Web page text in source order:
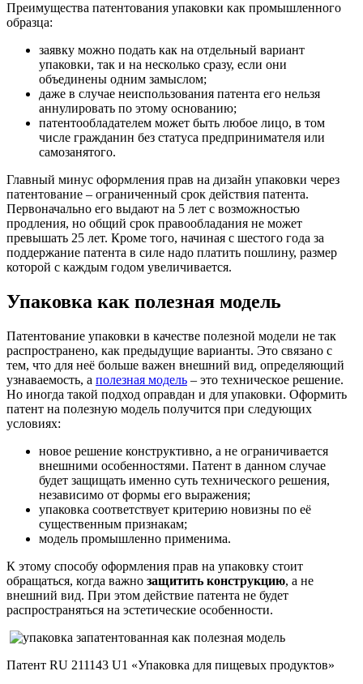
Преимущества патентования упаковки как промышленного
образца:
заявку можно подать как на отдельный вариант
упаковки, так и на несколько сразу, если они
объединены одним замыслом;
даже в случае неиспользования патента его нельзя
аннулировать по этому основанию;
патентообладателем может быть любое лицо, в том
числе гражданин без статуса предпринимателя или
самозанятого.
Главный минус оформления прав на дизайн упаковки через
патентование – ограниченный срок действия патента.
Первоначально его выдают на 5 лет с возможностью
продления, но общий срок правообладания не может
превышать 25 лет. Кроме того, начиная с шестого года за
поддержание патента в силе надо платить пошлину, размер
которой с каждым годом увеличивается.
Упаковка как полезная модель
Патентование упаковки в качестве полезной модели не так
распространено, как предыдущие варианты. Это связано с
тем, что для неё больше важен внешний вид, определяющий
узнаваемость, а полезная модель – это техническое решение.
Но иногда такой подход оправдан и для упаковки. Оформить
патент на полезную модель получится при следующих
условиях:
новое решение конструктивно, а не ограничивается
внешними особенностями. Патент в данном случае
будет защищать именно суть технического решения,
независимо от формы его выражения;
упаковка соответствует критерию новизны по её
существенным признакам;
модель промышленно применима.
К этому способу оформления прав на упаковку стоит
обращаться, когда важно защитить конструкцию, а не
внешний вид. При этом действие патента не будет
распространяться на эстетические особенности.
Патент RU 211143 U1 «Упаковка для пищевых продуктов»